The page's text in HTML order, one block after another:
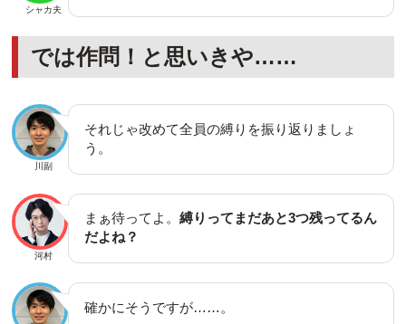
シャカ夫
では作問！と思いきや……
川副
それじゃ改めて全員の縛りを振り返りましょ
う。
河村
まぁ待ってよ。縛りってまだあと3つ残ってるん
だよね？
確かにそうですが……。